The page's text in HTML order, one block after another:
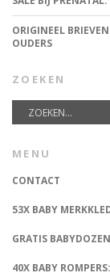
ORIGINEEL
OUDERS
ZOEKEN
MENU
CONTACT
53X BABY
GRATIS
40X BABY